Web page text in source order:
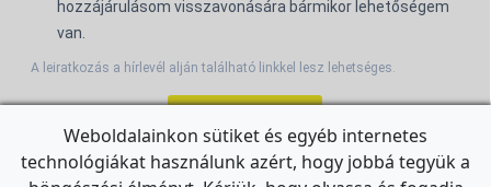
hozzájárulásom visszavonására bármikor lehetőségem
van.
A leiratkozás a hírlevél alján található linkkel lesz lehetséges.
For the English Newsletter, clickHERE.
Weboldalainkon sütiket és egyéb internetes
technológiákat használunk azért, hogy jobbá tegyük a